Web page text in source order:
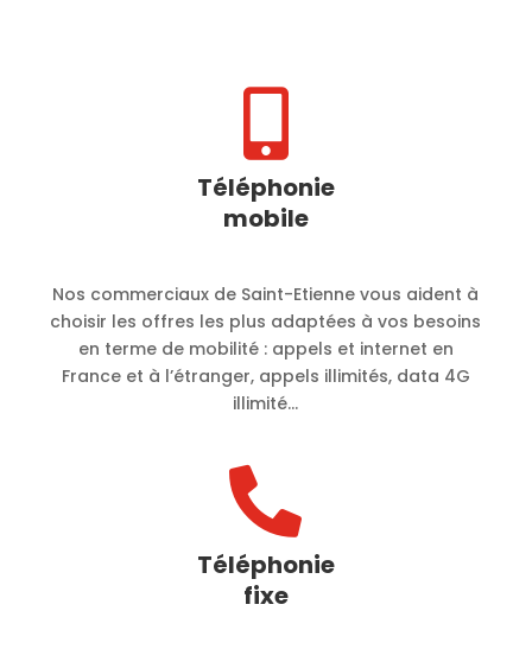

Téléphonie
mobile
Nos commerciaux de Saint-Etienne vous aident à
choisir les offres les plus adaptées à vos besoins
en terme de mobilité : appels et internet en
France et à l’étranger, appels illimités, data 4G
illimité…

Téléphonie
fixe